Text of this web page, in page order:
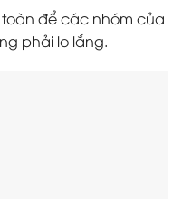
để các nhóm của
phải lo lắng.